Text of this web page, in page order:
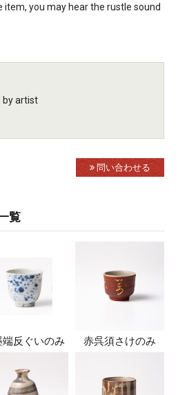
you may hear the rustle sound
artist
問い合わせる
覧
端反ぐいのみ 赤呉須さけのみ